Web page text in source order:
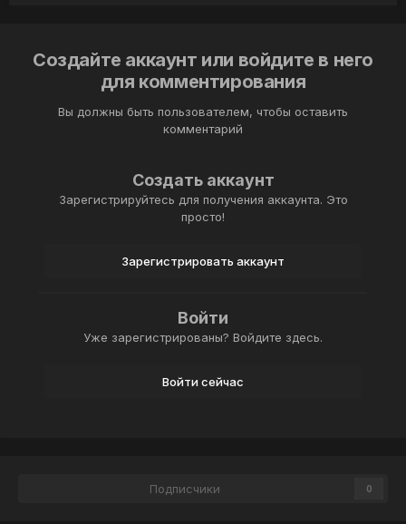
Создайте аккаунт или войдите в него
для комментирования
Вы должны быть пользователем, чтобы оставить
комментарий
Создать аккаунт
Зарегистрируйтесь для получения аккаунта. Это
просто!
Зарегистрировать аккаунт
Войти
Уже зарегистрированы? Войдите здесь.
Войти сейчас
Подписчики 0